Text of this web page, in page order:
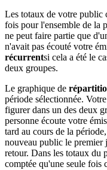
Les totaux de votre public
fois pour l'ensemble de la
ne peut faire partie que
n'avait pas écouté votre
récurrentsi cela a été le
deux groupes.
Le graphique de
période sélectionnée.
figurer dans un des deux
personne écoute votre
tard au cours de la
nouveau public le premier
retour. Dans les totaux du
comptée qu'une seule fois